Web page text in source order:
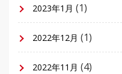
2023年1月 (1)
2022年12月 (1)
2022年11月 (4)